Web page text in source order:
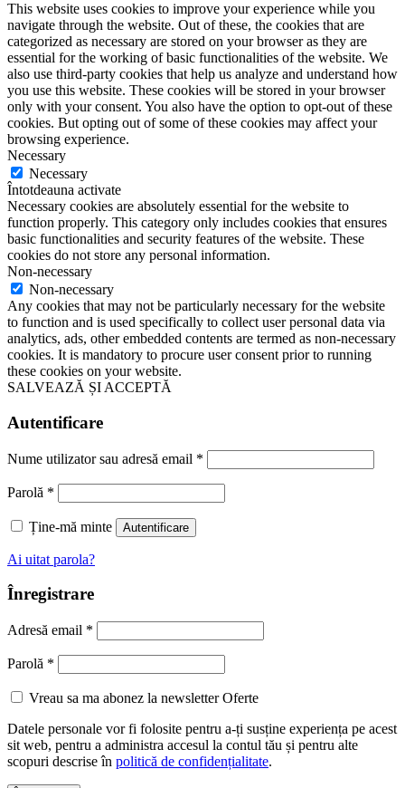
This website uses cookies to improve your experience while you
navigate through the website. Out of these, the cookies that are
categorized as necessary are stored on your browser as they are
essential for the working of basic functionalities of the website. We
also use third-party cookies that help us analyze and understand how
you use this website. These cookies will be stored in your browser
only with your consent. You also have the option to opt-out of these
cookies. But opting out of some of these cookies may affect your
browsing experience.
Necessary
Necessary
Întotdeauna activate
Necessary cookies are absolutely essential for the website to
function properly. This category only includes cookies that ensures
basic functionalities and security features of the website. These
cookies do not store any personal information.
Non-necessary
Non-necessary
Any cookies that may not be particularly necessary for the website
to function and is used specifically to collect user personal data via
analytics, ads, other embedded contents are termed as non-necessary
cookies. It is mandatory to procure user consent prior to running
these cookies on your website.
SALVEAZĂ ȘI ACCEPTĂ
Autentificare
Nume utilizator sau adresă email *
Parolă *
Ține-mă minte Autentificare
Ai uitat parola?
Înregistrare
Adresă email *
Parolă *
Vreau sa ma abonez la newsletter Oferte
Datele personale vor fi folosite pentru a-ți susține experiența pe acest
sit web, pentru a administra accesul la contul tău și pentru alte
scopuri descrise în politică de confidențialitate.